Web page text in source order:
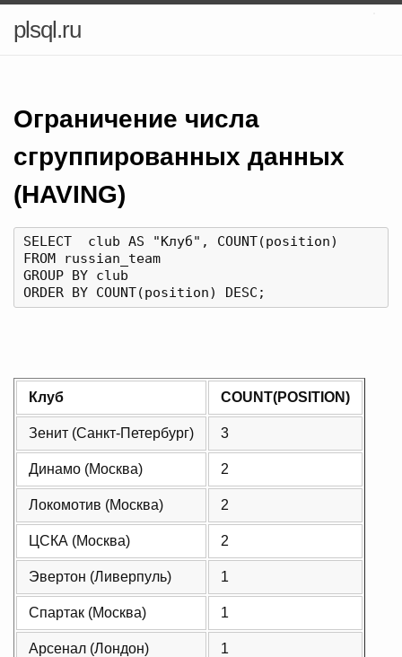
plsql.ru
Ограничение числа
сгруппированных данных
(HAVING)
SELECT  club AS "Клуб", COUNT(position)
FROM russian_team
GROUP BY club
Клуб COUNT(POSITION)
Зенит (Санкт-Петербург) 3
Динамо (Москва) 2
Локомотив (Москва) 2
ЦСКА (Москва) 2
Эвертон (Ливерпуль) 1
Спартак (Москва) 1
Арсенал (Лондон) 1